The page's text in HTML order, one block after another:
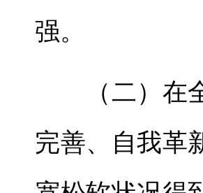
强。
（二）在全
完善、自我革